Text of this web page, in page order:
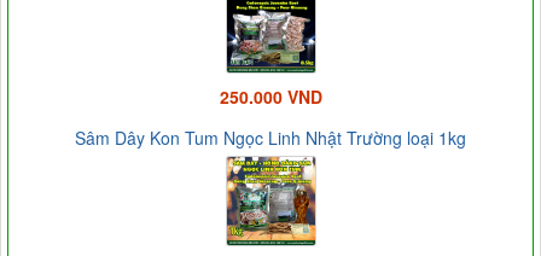
250.000 VND
Sâm Dây Kon Tum Ngọc Linh Nhật Trường loại 1kg